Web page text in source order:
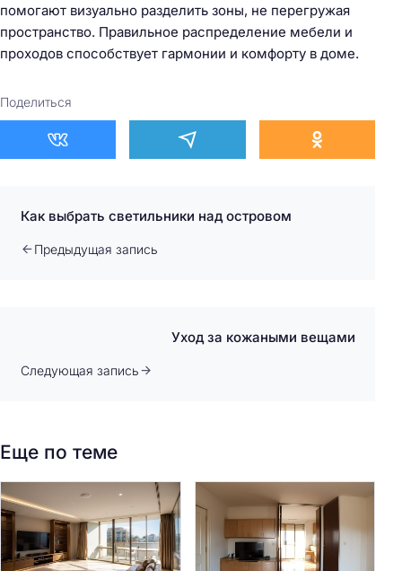
помогают визуально разделить зоны, не перегружая
пространство. Правильное распределение мебели и
проходов способствует гармонии и комфорту в доме.
Поделиться
Как выбрать светильники над островом
Предыдущая запись
Уход за кожаными вещами
Следующая запись
Еще по теме